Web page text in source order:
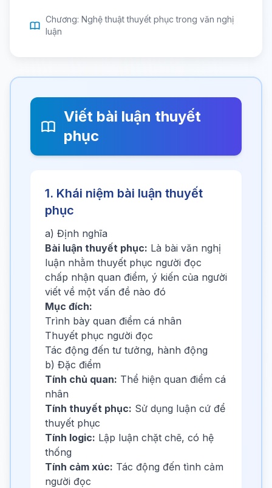
Chương: Nghệ thuật thuyết phục trong văn nghị
luận
Viết bài luận thuyết
phục
1. Khái niệm bài luận thuyết
phục
a) Định nghĩa
Bài luận thuyết phục: Là bài văn nghị
luận nhằm thuyết phục người đọc
chấp nhận quan điểm, ý kiến của người
viết về một vấn đề nào đó
Mục đích:
Trình bày quan điểm cá nhân
Thuyết phục người đọc
Tác động đến tư tưởng, hành động
b) Đặc điểm
Tính chủ quan: Thể hiện quan điểm cá
nhân
Tính thuyết phục: Sử dụng luận cứ để
thuyết phục
Tính logic: Lập luận chặt chẽ, có hệ
thống
Tính cảm xúc: Tác động đến tình cảm
người đọc